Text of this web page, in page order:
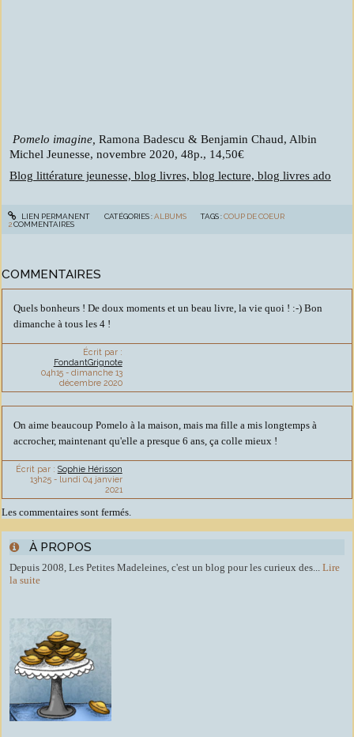
À PROPOS
Depuis 2008, Les Petites Madeleines, c'est un blog pour les curieux des...
Lire
la suite
Pomelo imagine, Ramona Badescu & Benjamin Chaud, Albin
Michel Jeunesse, novembre 2020, 48p., 14,50€
Blog littérature jeunesse, blog livres, blog lecture, blog livres ado
LIEN PERMANENT CATÉGORIES :ALBUMS TAGS :COUP DE COEUR
2COMMENTAIRES
COMMENTAIRES
Quels bonheurs ! De doux moments et un beau livre, la vie quoi ! :-) Bon
dimanche à tous les 4 !
Écrit par :
FondantGrignote
04h15- dimanche 13
décembre 2020
On aime beaucoup Pomelo à la maison, mais ma fille a mis longtemps à
accrocher, maintenant qu'elle a presque 6 ans, ça colle mieux !
Écrit par : Sophie Hérisson
13h25- lundi 04 janvier
2021
Les commentaires sont fermés.